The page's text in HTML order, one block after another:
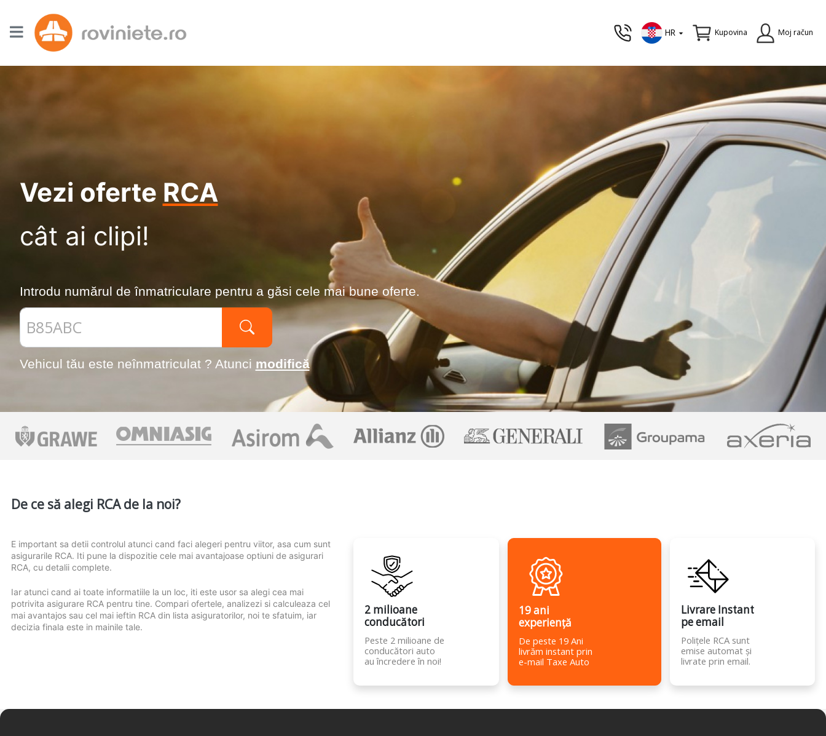
HR Kupovina Moj račun
Vezi oferte RCA
cât ai clipi!
Introdu numărul de înmatriculare pentru a găsi cele mai bune oferte.
Vehicul tău este neînmatriculat ? Atunci modifică
De ce să alegi RCA de la noi?
E important sa detii controlul atunci cand faci alegeri pentru viitor, asa cum sunt
asigurarile RCA. Iti pune la dispozitie cele mai avantajoase optiuni de asigurari
RCA, cu detalii complete.
Iar atunci cand ai toate informatiile la un loc, iti este usor sa alegi cea mai
potrivita asigurare RCA pentru tine. Compari ofertele, analizezi si calculeaza cel
mai avantajos sau cel mai ieftin RCA din lista asiguratorilor, noi te sfatuim, iar
decizia finala este in mainile tale.
2 milioane
conducători
Peste 2 milioane de
conducători auto
au încredere în noi!
19 ani
experiență
De peste 19 Ani
livrăm instant prin
e-mail Taxe Auto
Livrare Instant
pe email
Polițele RCA sunt
emise automat și
livrate prin email.